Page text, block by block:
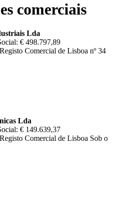
comerciais
Lda
€ 498.797,89
Comercial de Lisboa nº 34
Lda
€ 149.639,37
Comercial de Lisboa Sob o